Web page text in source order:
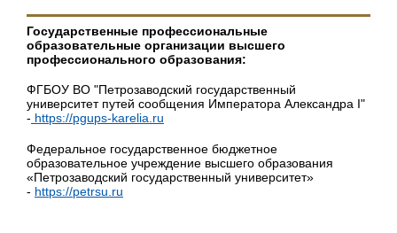
Государственные профессиональные
образовательные организации высшего
профессионального образования:
ФГБОУ ВО "Петрозаводский государственный
университет путей сообщения Императора Александра I"
- https://pgups-karelia.ru
Федеральное государственное бюджетное
образовательное учреждение высшего образования
«Петрозаводский государственный университет»
- https://petrsu.ru